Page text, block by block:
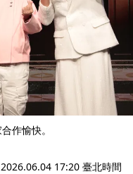
作愉快。
2026.06.04 17:20 臺北時間